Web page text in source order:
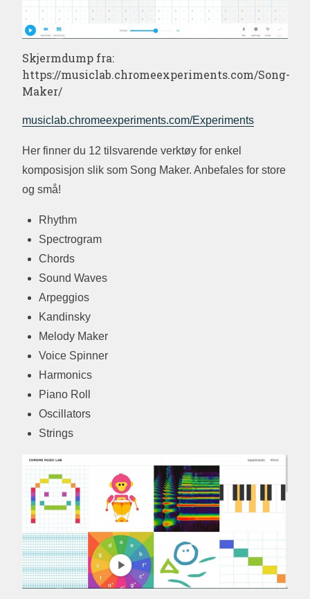
Skjermdump fra:
https://musiclab.chromeexperiments.com/Song-
Maker/
musiclab.chromeexperiments.com/Experiments
Her finner du 12 tilsvarende verktøy for enkel
komposisjon slik som Song Maker. Anbefales for store
og små!
Rhythm
Spectrogram
Chords
Sound Waves
Arpeggios
Kandinsky
Melody Maker
Voice Spinner
Harmonics
Piano Roll
Oscillators
Strings